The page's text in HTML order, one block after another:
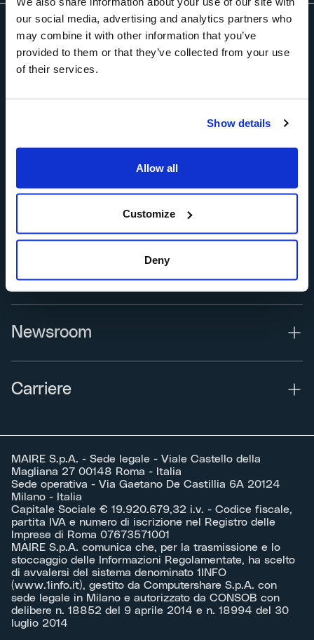
our social media, advertising and analytics partners who
may combine it with other information that you’ve
provided to them or that they’ve collected from your use
of their services.
Show details
Allow all
Customize
Deny
Chi siamo
Governance
Newsroom
Carriere
MAIRE S.p.A. - Sede legale - Viale Castello della
Magliana 27 00148 Roma - Italia
Sede operativa - Via Gaetano De Castillia 6A 20124
Milano - Italia
Capitale Sociale € 19.920.679,32 i.v. - Codice fiscale,
partita IVA e numero di iscrizione nel Registro delle
Imprese di Roma 07673571001
MAIRE S.p.A. comunica che, per la trasmissione e lo
stoccaggio delle Informazioni Regolamentate, ha scelto
di avvalersi del sistema denominato 1INFO
(www.1info.it), gestito da Computershare S.p.A. con
sede legale in Milano e autorizzato da CONSOB con
delibere n. 18852 del 9 aprile 2014 e n. 18994 del 30
luglio 2014